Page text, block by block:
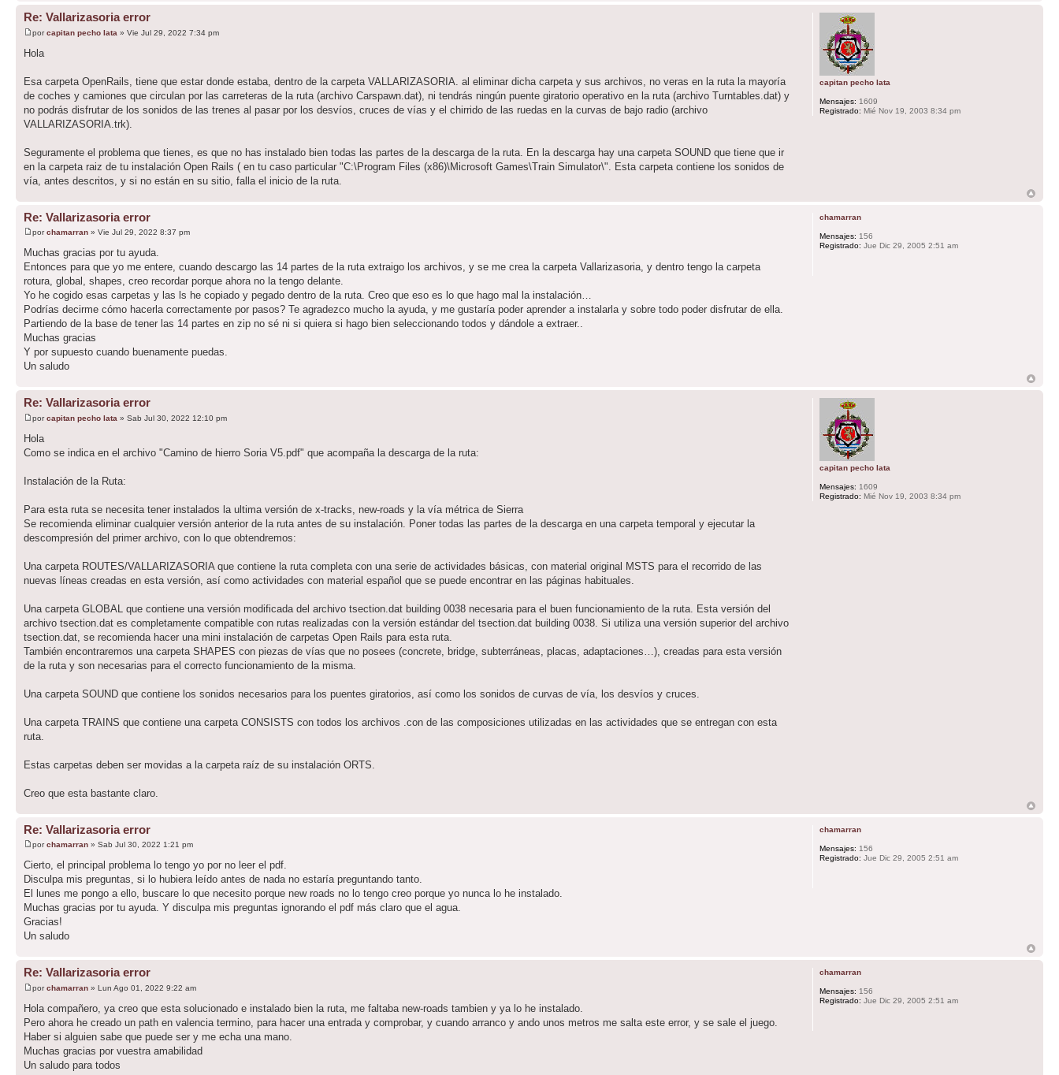
Re: Vallarizasoria error
porcapitan pecho lata » Vie Jul 29, 2022 7:34 pm
Hola
Esa carpeta OpenRails, tiene que estar donde estaba, dentro de la carpeta VALLARIZASORIA. al eliminar dicha carpeta y sus archivos, no veras en la ruta la mayoría
de coches y camiones que circulan por las carreteras de la ruta (archivo Carspawn.dat), ni tendrás ningún puente giratorio operativo en la ruta (archivo Turntables.dat) y
no podrás disfrutar de los sonidos de las trenes al pasar por los desvíos, cruces de vías y el chirrido de las ruedas en la curvas de bajo radio (archivo
VALLARIZASORIA.trk).
Seguramente el problema que tienes, es que no has instalado bien todas las partes de la descarga de la ruta. En la descarga hay una carpeta SOUND que tiene que ir
en la carpeta raiz de tu instalación Open Rails ( en tu caso particular "C:\Program Files (x86)\Microsoft Games\Train Simulator\". Esta carpeta contiene los sonidos de
vía, antes descritos, y si no están en su sitio, falla el inicio de la ruta.
capitan pecho lata
Mensajes: 1609
Registrado: Mié Nov 19, 2003 8:34 pm
Re: Vallarizasoria error
porchamarran » Vie Jul 29, 2022 8:37 pm
Muchas gracias por tu ayuda.
Entonces para que yo me entere, cuando descargo las 14 partes de la ruta extraigo los archivos, y se me crea la carpeta Vallarizasoria, y dentro tengo la carpeta
rotura, global, shapes, creo recordar porque ahora no la tengo delante.
Yo he cogido esas carpetas y las ls he copiado y pegado dentro de la ruta. Creo que eso es lo que hago mal la instalación…
Podrías decirme cómo hacerla correctamente por pasos? Te agradezco mucho la ayuda, y me gustaría poder aprender a instalarla y sobre todo poder disfrutar de ella.
Partiendo de la base de tener las 14 partes en zip no sé ni si quiera si hago bien seleccionando todos y dándole a extraer..
Muchas gracias
Y por supuesto cuando buenamente puedas.
Un saludo
chamarran
Mensajes: 156
Registrado: Jue Dic 29, 2005 2:51 am
Re: Vallarizasoria error
porcapitan pecho lata » Sab Jul 30, 2022 12:10 pm
Hola
Como se indica en el archivo "Camino de hierro Soria V5.pdf" que acompaña la descarga de la ruta:
Instalación de la Ruta:
Para esta ruta se necesita tener instalados la ultima versión de x-tracks, new-roads y la vía métrica de Sierra
Se recomienda eliminar cualquier versión anterior de la ruta antes de su instalación. Poner todas las partes de la descarga en una carpeta temporal y ejecutar la
descompresión del primer archivo, con lo que obtendremos:
Una carpeta ROUTES/VALLARIZASORIA que contiene la ruta completa con una serie de actividades básicas, con material original MSTS para el recorrido de las
nuevas líneas creadas en esta versión, así como actividades con material español que se puede encontrar en las páginas habituales.
Una carpeta GLOBAL que contiene una versión modificada del archivo tsection.dat building 0038 necesaria para el buen funcionamiento de la ruta. Esta versión del
archivo tsection.dat es completamente compatible con rutas realizadas con la versión estándar del tsection.dat building 0038. Si utiliza una versión superior del archivo
tsection.dat, se recomienda hacer una mini instalación de carpetas Open Rails para esta ruta.
También encontraremos una carpeta SHAPES con piezas de vías que no posees (concrete, bridge, subterráneas, placas, adaptaciones…), creadas para esta versión
de la ruta y son necesarias para el correcto funcionamiento de la misma.
Una carpeta SOUND que contiene los sonidos necesarios para los puentes giratorios, así como los sonidos de curvas de vía, los desvíos y cruces.
Una carpeta TRAINS que contiene una carpeta CONSISTS con todos los archivos .con de las composiciones utilizadas en las actividades que se entregan con esta
ruta.
Estas carpetas deben ser movidas a la carpeta raíz de su instalación ORTS.
Creo que esta bastante claro.
capitan pecho lata
Mensajes: 1609
Registrado: Mié Nov 19, 2003 8:34 pm
Re: Vallarizasoria error
porchamarran » Sab Jul 30, 2022 1:21 pm
Cierto, el principal problema lo tengo yo por no leer el pdf.
Disculpa mis preguntas, si lo hubiera leído antes de nada no estaría preguntando tanto.
El lunes me pongo a ello, buscare lo que necesito porque new roads no lo tengo creo porque yo nunca lo he instalado.
Muchas gracias por tu ayuda. Y disculpa mis preguntas ignorando el pdf más claro que el agua.
Gracias!
Un saludo
chamarran
Mensajes: 156
Registrado: Jue Dic 29, 2005 2:51 am
Re: Vallarizasoria error
porchamarran » Lun Ago 01, 2022 9:22 am
Hola compañero, ya creo que esta solucionado e instalado bien la ruta, me faltaba new-roads tambien y ya lo he instalado.
Pero ahora he creado un path en valencia termino, para hacer una entrada y comprobar, y cuando arranco y ando unos metros me salta este error, y se sale el juego.
Haber si alguien sabe que puede ser y me echa una mano.
Muchas gracias por vuestra amabilidad
Un saludo para todos
chamarran
Mensajes: 156
Registrado: Jue Dic 29, 2005 2:51 am